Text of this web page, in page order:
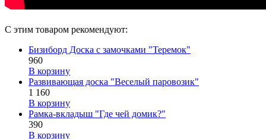
С этим товаром рекомендуют:
Бизиборд Доска с замочками "Теремок"
960
В корзину
Развивающая доска "Веселый паровозик"
1 160
В корзину
Рамка-вкладыш "Где чей домик?"
390
В корзину